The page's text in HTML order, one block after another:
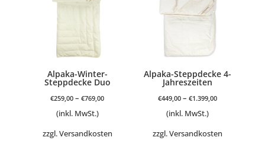
Alpaka-Winter-
Steppdecke Duo
€259,00 –€769,00
(inkl. MwSt.)
zzgl.Versandkosten
Alpaka-Steppdecke 4-
Jahreszeiten
€449,00 –€1.399,00
(inkl. MwSt.)
zzgl.Versandkosten